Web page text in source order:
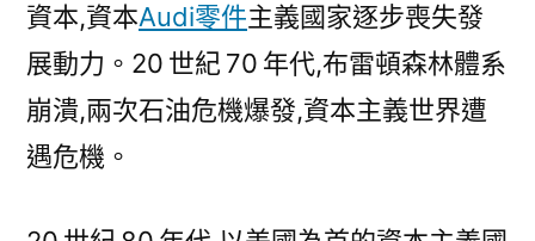
資本,資本Audi零件主義國家逐步喪失發
展動力。20 世紀 70 年代,布雷頓森林體系
崩潰,兩次石油危機爆發,資本主義世界遭
遇危機。